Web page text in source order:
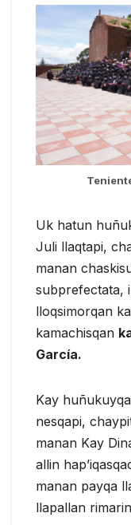
Uk hatun
Juli llaqtapi,
manan
subprefectata,
lloqsimorqan
kamachisqan
García.
Kay
nesqapi,
manan Kay
allin
manan payqa
llapallan